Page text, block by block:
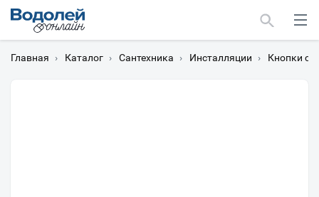
Главная › Каталог › Сантехника › Инсталляции › Кнопки